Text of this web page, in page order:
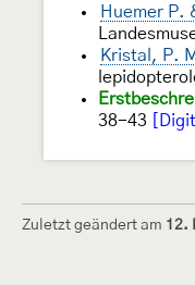
Huemer P.
Kristal, P.
38-43
Zuletzt geändert am 12.